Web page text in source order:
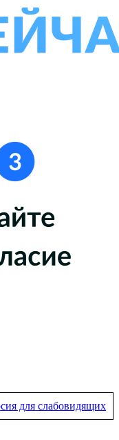
для слабовидящих